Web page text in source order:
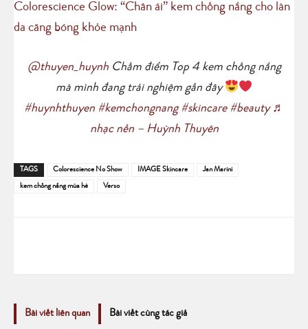
Colorescience Glow: “Chân ái” kem chống nắng cho làn
da căng bóng khỏe mạnh
@thuyen_huynhChấm điểm Top 4 kem chống nắng
mà mình đang trải nghiệm gần đây
#huynhthuyen #kemchongnang #skincare #beauty ♬
nhạc nền – Huỳnh Thuyên
TAGS Colorescience No Show IMAGE Skincare Jan Marini
kem chống nắng mùa hè Verso
Bài viết liên quan Bài viết cùng tác giả